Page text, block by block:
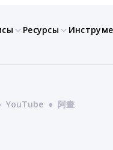
Ресурсы
YouTube ● 阿畫